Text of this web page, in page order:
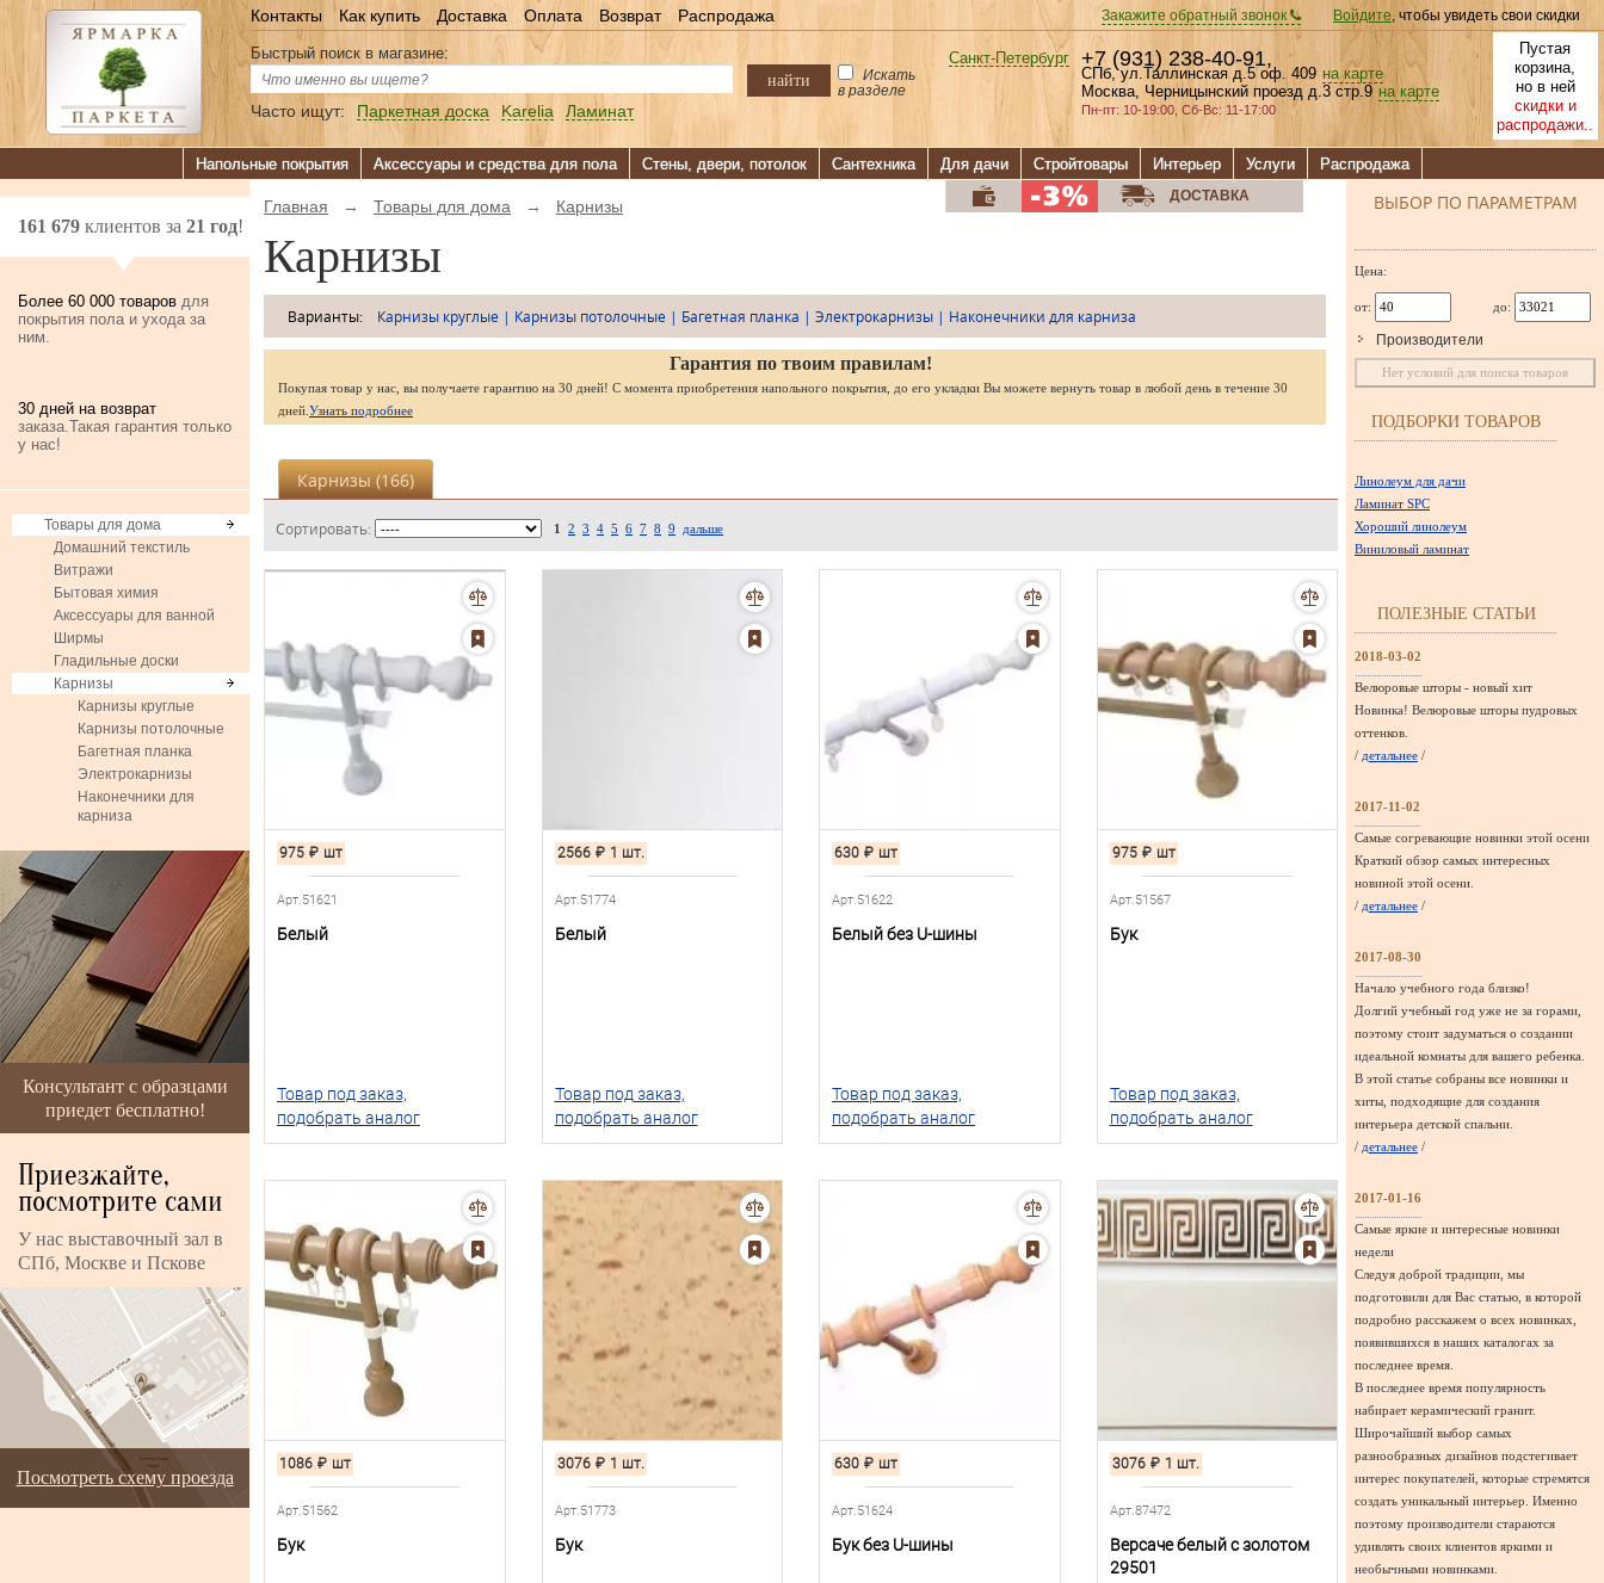
Закажите обратный звонок Войдите, чтобы увидеть свои скидки
Контакты Как купить Доставка Оплата Возврат Распродажа
Пустая
корзина,
но в ней
скидки и
распродажи..
Санкт-Петербург +7 (931) 238-40-91,
СПб, ул.Таллинская д.5 оф. 409 на карте
Москва, Черницынский проезд д.3 стр.9 на карте
Пн-пт: 10-19:00, Сб-Вс: 11-17:00
Быстрый поиск в магазине:
найти
Искать
в разделе
Часто ищут: Паркетная доска Karelia Ламинат
Напольные покрытия Аксессуары и средства для пола Стены, двери, потолок Сантехника Для дачи Стройтовары Интерьер Услуги Распродажа
161 679 клиентов за 21 год!
Более 60 000 товаров для
покрытия пола и ухода за
ним.
30 дней на возврат
заказа.Такая гарантия только
у нас!
Товары для дома
Домашний текстиль
Витражи
Бытовая химия
Аксессуары для ванной
Ширмы
Гладильные доски
Карнизы
Карнизы круглые
Карнизы потолочные
Багетная планка
Электрокарнизы
Наконечники для
карниза
Консультант с образцами
приедет бесплатно!
Приезжайте,
посмотрите сами
У нас выставочный зал в
СПб, Москве и Пскове
Посмотреть схему проезда
Главная → Товары для дома → Карнизы
ДОСТАВКА
Карнизы
Варианты: Карнизы круглые | Карнизы потолочные | Багетная планка | Электрокарнизы | Наконечники для карниза
Гарантия по твоим правилам!
Покупая товар у нас, вы получаете гарантию на 30 дней! С момента приобретения напольного покрытия, до его укладки Вы можете вернуть товар в любой день в течение 30
дней. Узнать подробнее
Карнизы (166)
Сортировать: 1 2 3 4 5 6 7 8 9 дальше
975 ₽ шт
Арт.51621
Белый
Товар под заказ,
подобрать аналог
2566 ₽ 1 шт.
Арт.51774
Белый
Товар под заказ,
подобрать аналог
630 ₽ шт
Арт.51622
Белый без U-шины
Товар под заказ,
подобрать аналог
975 ₽ шт
Арт.51567
Бук
Товар под заказ,
подобрать аналог
1086 ₽ шт
Арт.51562
Бук
3076 ₽ 1 шт.
Арт.51773
Бук
630 ₽ шт
Арт.51624
Бук без U-шины
3076 ₽ 1 шт.
Арт.87472
Версаче белый с золотом
29501
ВЫБОР ПО ПАРАМЕТРАМ
Цена:
от: до:
Производители
Нет условий для поиска товаров
ПОДБОРКИ ТОВАРОВ
Линолеум для дачи
Ламинат SPC
Хороший линолеум
Виниловый ламинат
ПОЛЕЗНЫЕ СТАТЬИ
2018-03-02
Велюровые шторы - новый хит
Новинка! Велюровые шторы пудровых
оттенков.
/ детальнее /
2017-11-02
Самые согревающие новинки этой осени
Краткий обзор самых интересных
новиной этой осени.
/ детальнее /
2017-08-30
Начало учебного года близко!
Долгий учебный год уже не за горами,
поэтому стоит задуматься о создании
идеальной комнаты для вашего ребенка.
В этой статье собраны все новинки и
хиты, подходящие для создания
интерьера детской спальни.
/ детальнее /
2017-01-16
Самые яркие и интересные новинки
недели
Следуя доброй традиции, мы
подготовили для Вас статью, в которой
подробно расскажем о всех новинках,
появившихся в наших каталогах за
последнее время.
В последнее время популярность
набирает керамический гранит.
Широчайший выбор самых
разнообразных дизайнов подстегивает
интерес покупателей, которые стремятся
создать уникальный интерьер. Именно
поэтому производители стараются
удивлять своих клиентов яркими и
необычными новинками.